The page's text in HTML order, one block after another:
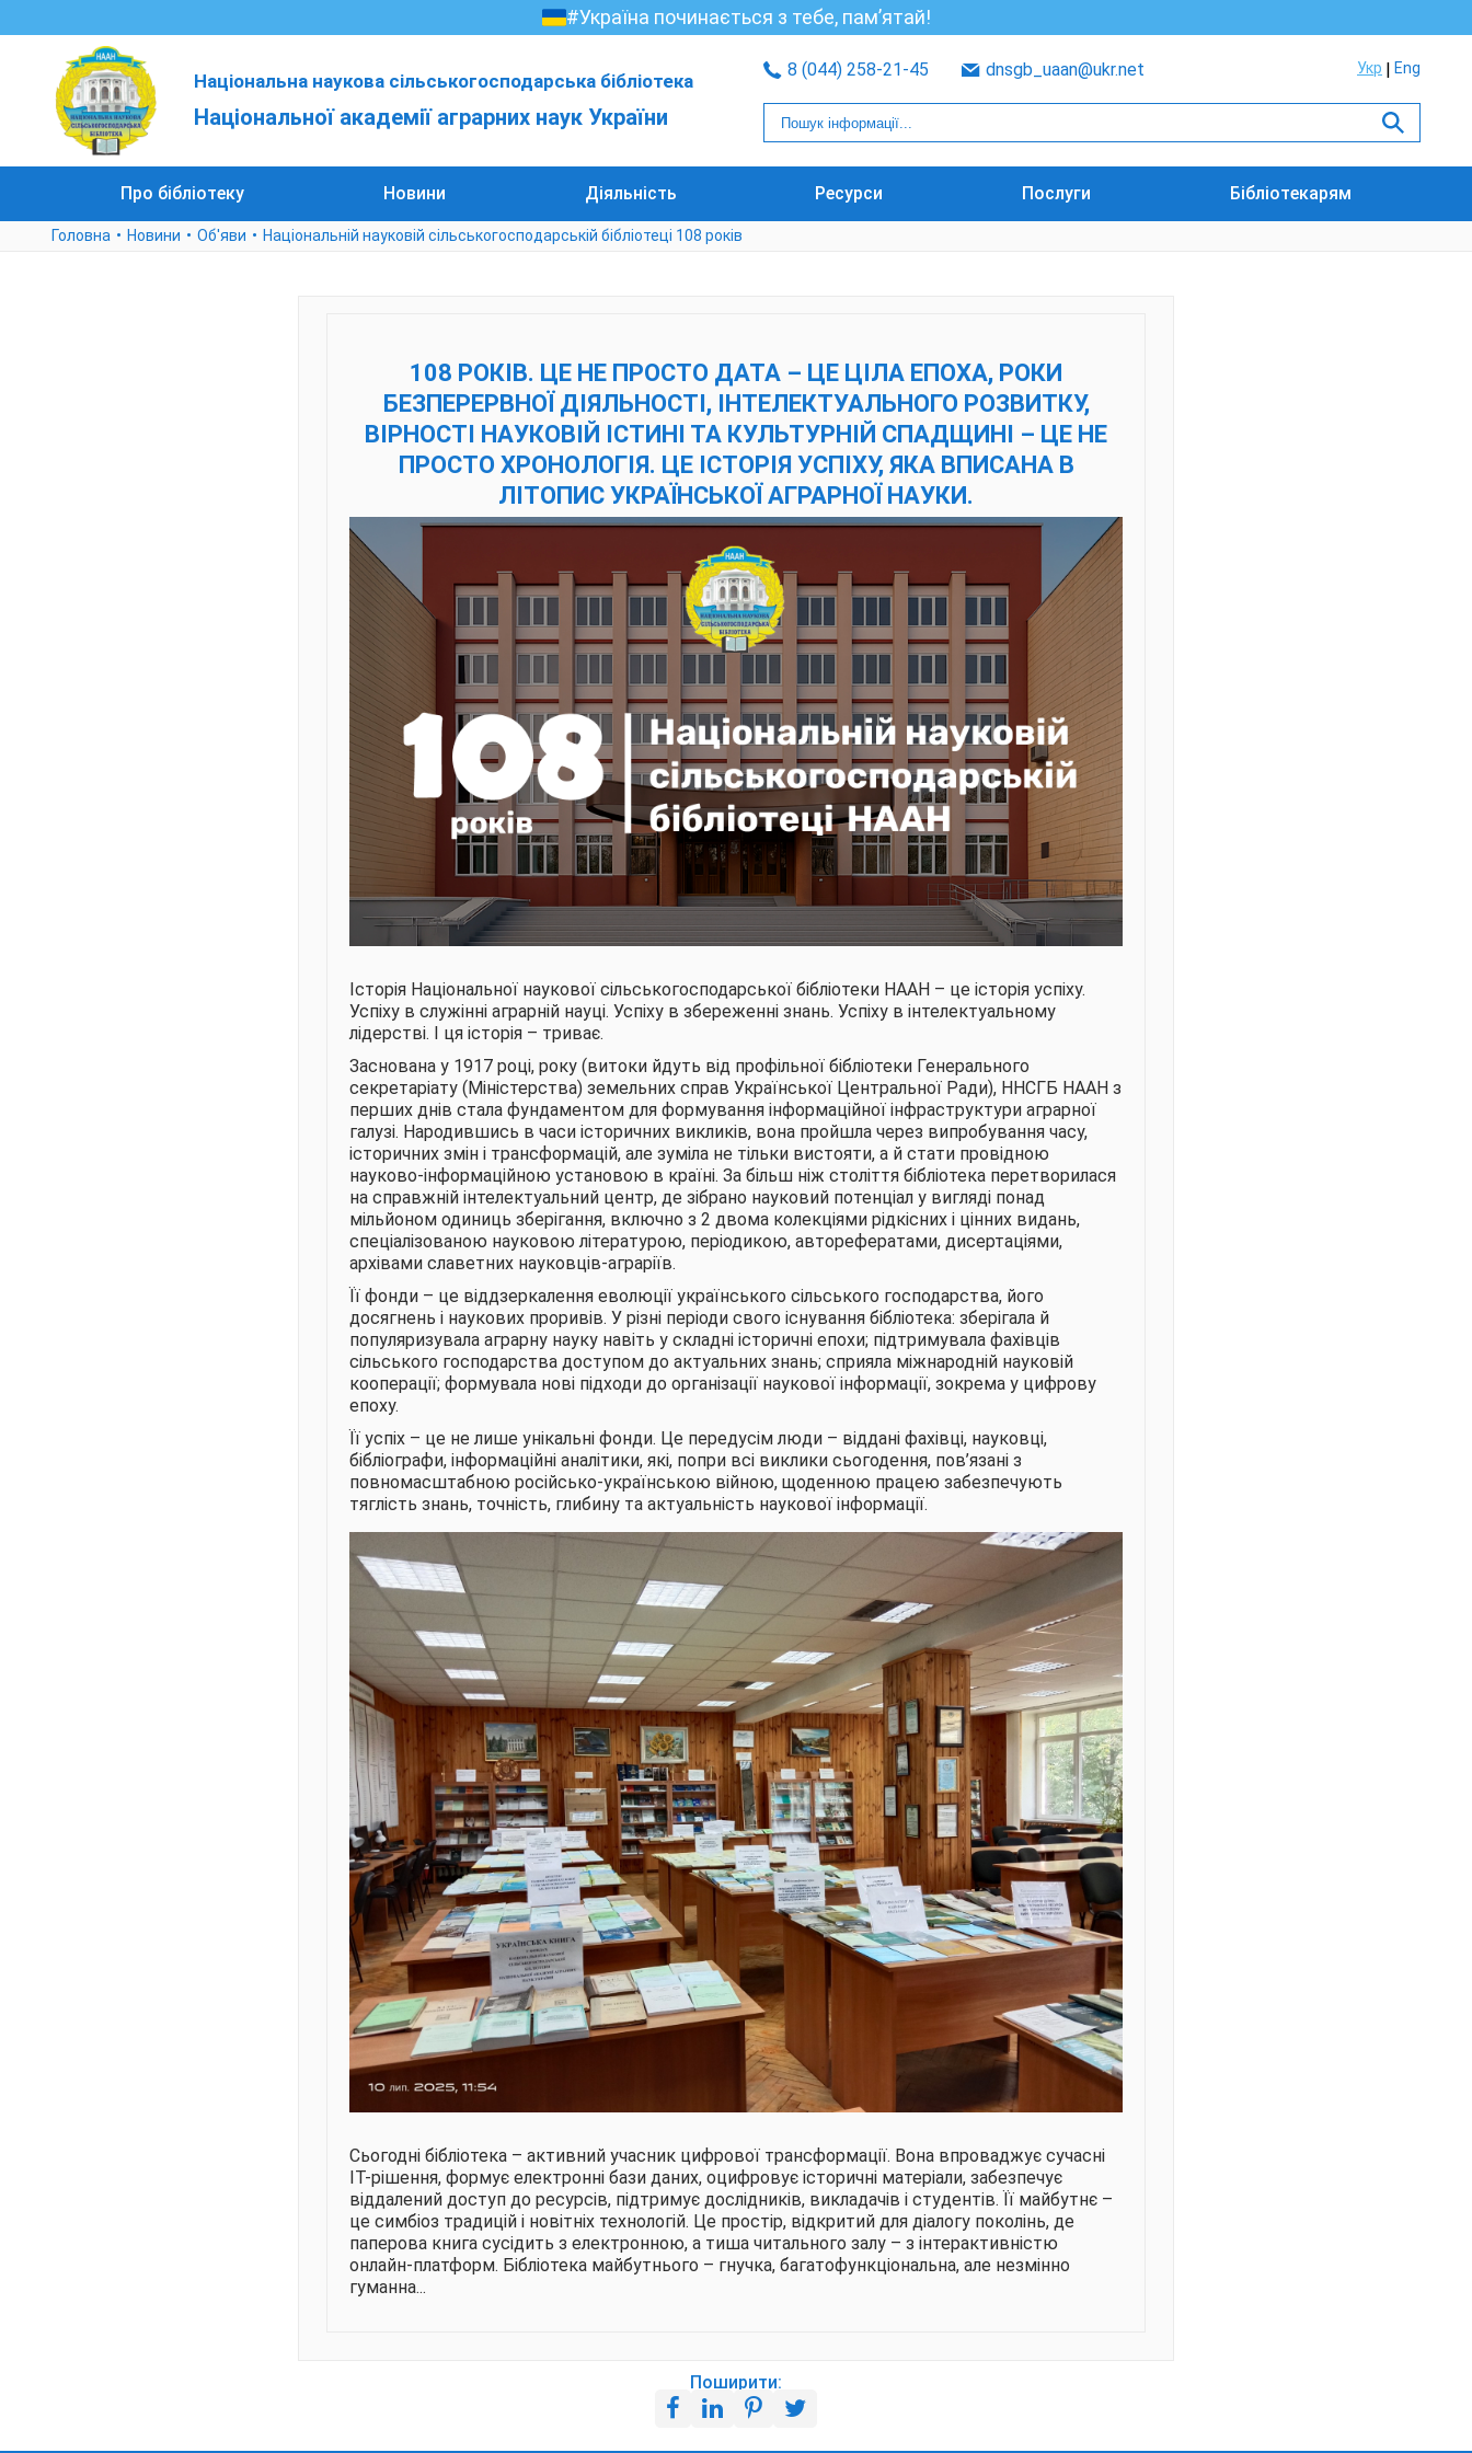
#Україна починається з тебе, пам’ятай!
Національна наукова сільськогосподарська бібліотека
Національної академії аграрних наук України
8 (044) 258-21-45 dnsgb_uaan@ukr.net Укр Eng
Про бібліотеку Новини Діяльність Ресурси Послуги Бібліотекарям
Головна Новини Об'яви Національній науковій сільськогосподарській бібліотеці 108 років
108 РОКІВ. ЦЕ НЕ ПРОСТО ДАТА – ЦЕ ЦІЛА ЕПОХА, РОКИ
БЕЗПЕРЕРВНОЇ ДІЯЛЬНОСТІ, ІНТЕЛЕКТУАЛЬНОГО РОЗВИТКУ,
ВІРНОСТІ НАУКОВІЙ ІСТИНІ ТА КУЛЬТУРНІЙ СПАДЩИНІ – ЦЕ НЕ
ПРОСТО ХРОНОЛОГІЯ. ЦЕ ІСТОРІЯ УСПІХУ, ЯКА ВПИСАНА В
ЛІТОПИС УКРАЇНСЬКОЇ АГРАРНОЇ НАУКИ.
Історія Національної наукової сільськогосподарської бібліотеки НААН – це історія успіху.
Успіху в служінні аграрній науці. Успіху в збереженні знань. Успіху в інтелектуальному
лідерстві. І ця історія – триває.
Заснована у 1917 році, року (витоки йдуть від профільної бібліотеки Генерального
секретаріату (Міністерства) земельних справ Української Центральної Ради), ННСГБ НААН з
перших днів стала фундаментом для формування інформаційної інфраструктури аграрної
галузі. Народившись в часи історичних викликів, вона пройшла через випробування часу,
історичних змін і трансформацій, але зуміла не тільки вистояти, а й стати провідною
науково-інформаційною установою в країні. За більш ніж століття бібліотека перетворилася
на справжній інтелектуальний центр, де зібрано науковий потенціал у вигляді понад
мільйоном одиниць зберігання, включно з 2 двома колекціями рідкісних і цінних видань,
спеціалізованою науковою літературою, періодикою, авторефератами, дисертаціями,
архівами славетних науковців-аграріїв.
Її фонди – це віддзеркалення еволюції українського сільського господарства, його
досягнень і наукових проривів. У різні періоди свого існування бібліотека: зберігала й
популяризувала аграрну науку навіть у складні історичні епохи; підтримувала фахівців
сільського господарства доступом до актуальних знань; сприяла міжнародній науковій
кооперації; формувала нові підходи до організації наукової інформації, зокрема у цифрову
епоху.
Її успіх – це не лише унікальні фонди. Це передусім люди – віддані фахівці, науковці,
бібліографи, інформаційні аналітики, які, попри всі виклики сьогодення, пов’язані з
повномасштабною російсько-українською війною, щоденною працею забезпечують
тяглість знань, точність, глибину та актуальність наукової інформації.
Сьогодні бібліотека – активний учасник цифрової трансформації. Вона впроваджує сучасні
ІТ-рішення, формує електронні бази даних, оцифровує історичні матеріали, забезпечує
віддалений доступ до ресурсів, підтримує дослідників, викладачів і студентів. Її майбутнє –
це симбіоз традицій і новітніх технологій. Це простір, відкритий для діалогу поколінь, де
паперова книга сусідить з електронною, а тиша читального залу – з інтерактивністю
онлайн-платформ. Бібліотека майбутнього – гнучка, багатофункціональна, але незмінно
гуманна...
Поширити: